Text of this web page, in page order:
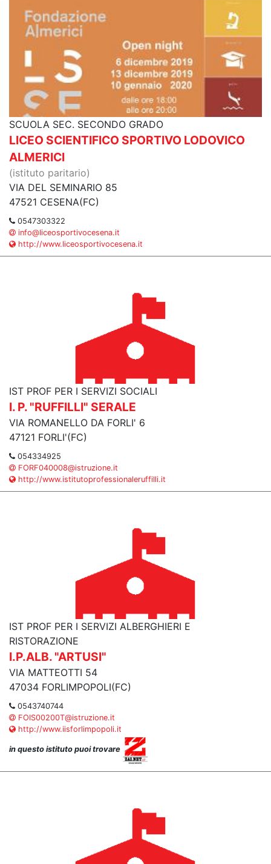
SCUOLA SEC. SECONDO GRADO
LICEO SCIENTIFICO SPORTIVO LODOVICO
ALMERICI
(istituto paritario)
VIA DEL SEMINARIO 85
47521 CESENA(FC)
0547303322
info@liceosportivocesena.it
http://www.liceosportivocesena.it
IST PROF PER I SERVIZI SOCIALI
I. P. "RUFFILLI" SERALE
VIA ROMANELLO DA FORLI' 6
47121 FORLI'(FC)
054334925
FORF040008@istruzione.it
http://www.istitutoprofessionaleruffilli.it
IST PROF PER I SERVIZI ALBERGHIERI E
RISTORAZIONE
I.P.ALB. "ARTUSI"
VIA MATTEOTTI 54
47034 FORLIMPOPOLI(FC)
0543740744
FOIS00200T@istruzione.it
http://www.iisforlimpopoli.it
in questo istituto puoi trovare